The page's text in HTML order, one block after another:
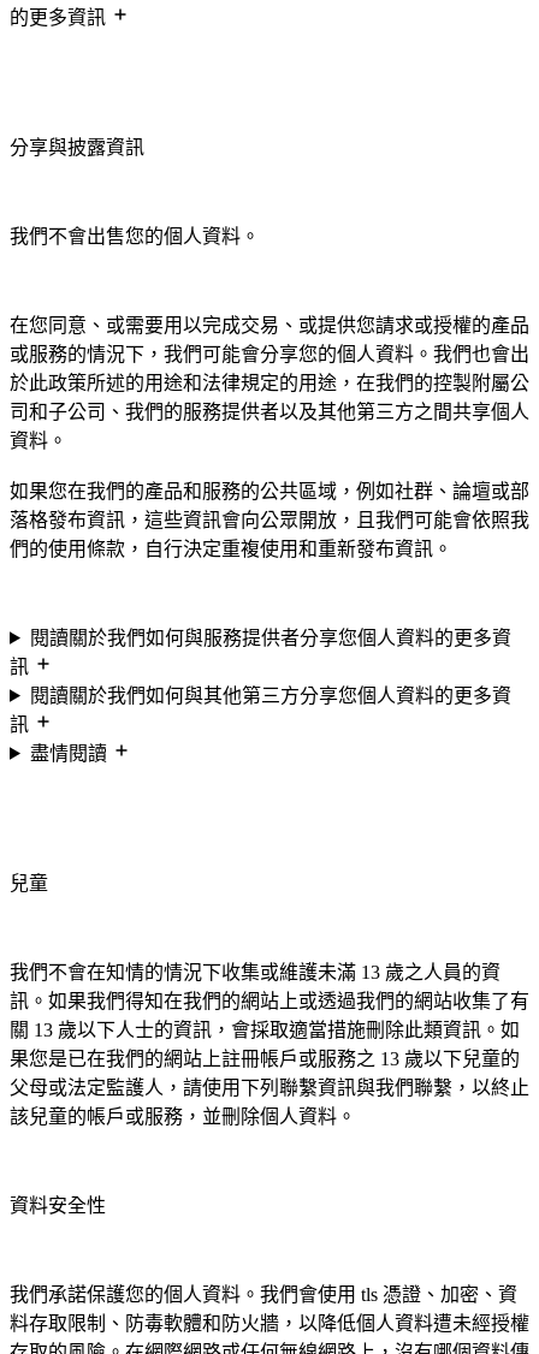
的更多資訊
分享與披露資訊
我們不會出售您的個人資料。
在您同意、或需要用以完成交易、或提供您請求或授權的產品
或服務的情況下，我們可能會分享您的個人資料。我們也會出
於此政策所述的用途和法律規定的用途，在我們的控製附屬公
司和子公司、我們的服務提供者以及其他第三方之間共享個人
資料。
如果您在我們的產品和服務的公共區域，例如社群、論壇或部
落格發布資訊，這些資訊會向公眾開放，且我們可能會依照我
們的使用條款，自行決定重複使用和重新發布資訊。
閱讀關於我們如何與服務提供者分享您個人資料的更多資
訊
閱讀關於我們如何與其他第三方分享您個人資料的更多資
訊
盡情閱讀
兒童
我們不會在知情的情況下收集或維護未滿 13 歲之人員的資
訊。如果我們得知在我們的網站上或透過我們的網站收集了有
關 13 歲以下人士的資訊，會採取適當措施刪除此類資訊。如
果您是已在我們的網站上註冊帳戶或服務之 13 歲以下兒童的
父母或法定監護人，請使用下列聯繫資訊與我們聯繫，以終止
該兒童的帳戶或服務，並刪除個人資料。
資料安全性
我們承諾保護您的個人資料。我們會使用 tls 憑證、加密、資
料存取限制、防毒軟體和防火牆，以降低個人資料遭未經授權